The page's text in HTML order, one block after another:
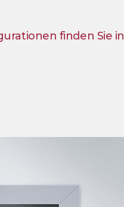
finden Sie in